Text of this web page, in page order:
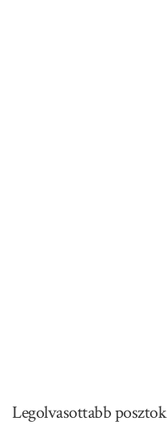
Legolvasottabb posztok